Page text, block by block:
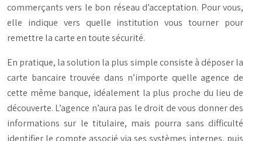
commerçants vers le bon réseau d’acceptation. Pour vous,
elle indique vers quelle institution vous tourner pour
remettre la carte en toute sécurité.
En pratique, la solution la plus simple consiste à déposer la
carte bancaire trouvée dans n’importe quelle agence de
cette même banque, idéalement la plus proche du lieu de
découverte. L’agence n’aura pas le droit de vous donner des
informations sur le titulaire, mais pourra sans difficulté
identifier le compte associé via ses systèmes internes, puis